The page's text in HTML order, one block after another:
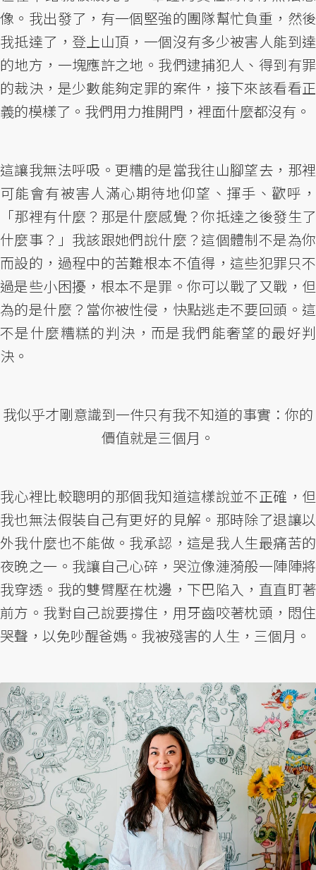
像。我出發了，有一個堅強的團隊幫忙負重，然後
我抵達了，登上山頂，一個沒有多少被害人能到達
的地方，一塊應許之地。我們逮捕犯人、得到有罪
的裁決，是少數能夠定罪的案件，接下來該看看正
義的模樣了。我們用力推開門，裡面什麼都沒有。
這讓我無法呼吸。更糟的是當我往山腳望去，那裡
可能會有被害人滿心期待地仰望、揮手、歡呼，
「那裡有什麼？那是什麼感覺？你抵達之後發生了
什麼事？」我該跟她們說什麼？這個體制不是為你
而設的，過程中的苦難根本不值得，這些犯罪只不
過是些小困擾，根本不是罪。你可以戰了又戰，但
為的是什麼？當你被性侵，快點逃走不要回頭。這
不是什麼糟糕的判決，而是我們能奢望的最好判
決。
我似乎才剛意識到一件只有我不知道的事實：你的
價值就是三個月。
我心裡比較聰明的那個我知道這樣說並不正確，但
我也無法假裝自己有更好的見解。那時除了退讓以
外我什麼也不能做。我承認，這是我人生最痛苦的
夜晚之一。我讓自己心碎，哭泣像漣漪般一陣陣將
我穿透。我的雙臂壓在枕邊，下巴陷入，直直盯著
前方。我對自己說要撐住，用牙齒咬著枕頭，悶住
哭聲，以免吵醒爸媽。我被殘害的人生，三個月。